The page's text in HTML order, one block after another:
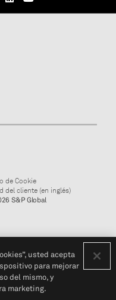
de Cookie
del cliente (en inglés)
S&P Global
usted acepta
para mejorar
del mismo, y
marketing.